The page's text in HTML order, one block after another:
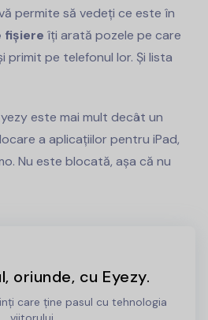
permite să vedeți ce este în
fișiere îți arată pozele pe care
primit pe telefonul lor. Și lista
este mai mult decât un
a aplicațiilor pentru iPad,
Nu este blocată, așa că nu
oriunde, cu Eyezy.
care ține pasul cu tehnologia